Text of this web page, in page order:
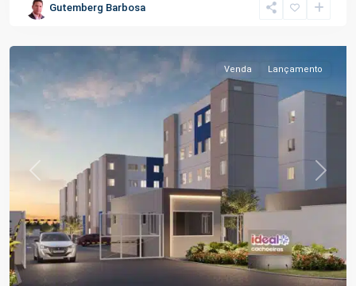
Gutemberg Barbosa
Açu ,
Previous Next
Venda Lançamento